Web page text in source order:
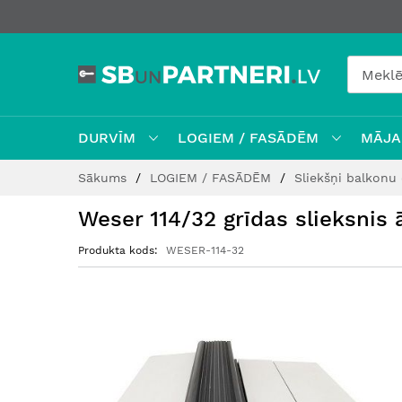
DURVĪM LOGIEM / FASĀDĒM
Sākums LOGIEM / FASĀDĒM Sliekšņi balkonu
Weser 114/32 grīdas
Produkta kods WESER-114-32